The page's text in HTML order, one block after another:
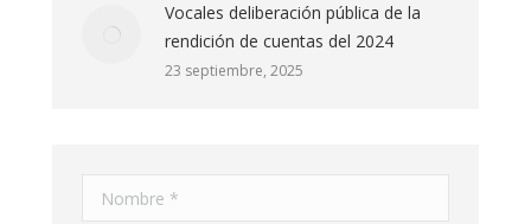
Vocales deliberación pública de la
rendición de cuentas del 2024
23 septiembre, 2025
Nombre *